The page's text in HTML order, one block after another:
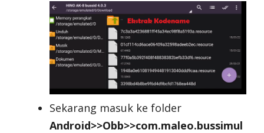
Sekarang masuk ke folder
Android>>Obb>>com.maleo.bussimul